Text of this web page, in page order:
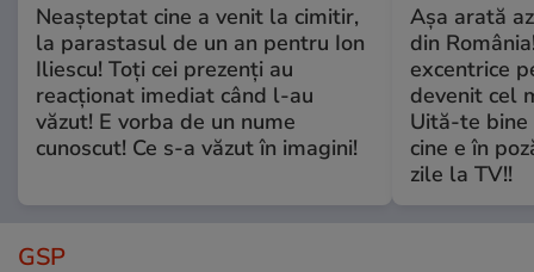
Neașteptat cine a venit la cimitir,
la parastasul de un an pentru Ion
Iliescu! Toți cei prezenți au
reacționat imediat când l-au
văzut! E vorba de un nume
cunoscut! Ce s-a văzut în imagini!
Așa arată
din
excentrice
devenit cel
Uită-te bine
cine e în
zile la TV!!
GSP